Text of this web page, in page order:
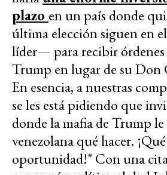
plazo en un país donde
última elección siguen en
líder— para recibir
Trump en lugar de su
En esencia, a nuestras
se les está pidiendo que
donde la mafia de Trump
venezolana qué hacer.
oportunidad!" Con una